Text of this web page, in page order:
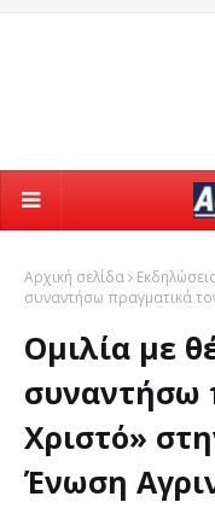
Αρχική σελίδα Εκδηλώσεις
συναντήσω πραγματικά
Ομιλία με
συναντήσω
Χριστό»
Ένωση